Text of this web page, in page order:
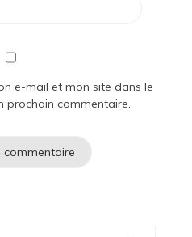
e-mail et mon site dans le
prochain commentaire.